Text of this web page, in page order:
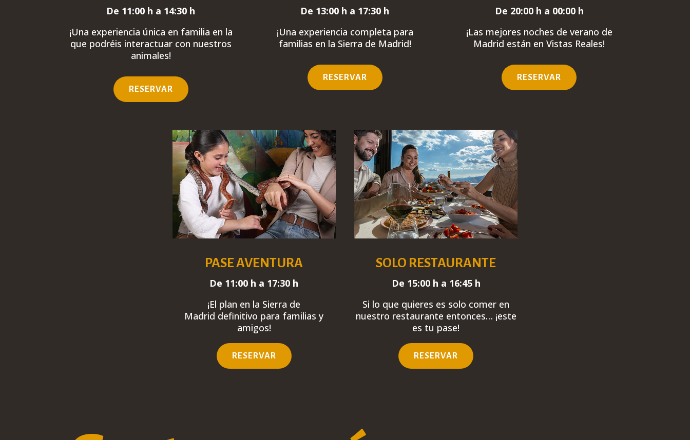
De 11:00 h a 14:30 h
¡Una experiencia única en familia en la
que podréis interactuar con nuestros
animales!
RESERVAR
De 13:00 h a 17:30 h
¡Una experiencia completa para
familias en la Sierra de Madrid!
RESERVAR
De 20:00 h a 00:00 h
¡Las mejores noches de verano de
Madrid están en Vistas Reales!
RESERVAR
PASE AVENTURA
De 11:00 h a 17:30 h
¡El plan en la Sierra de
Madrid definitivo para familias y
amigos!
RESERVAR
SOLO RESTAURANTE
De 15:00 h a 16:45 h
Si lo que quieres es solo comer en
nuestro restaurante entonces… ¡este
es tu pase!
RESERVAR